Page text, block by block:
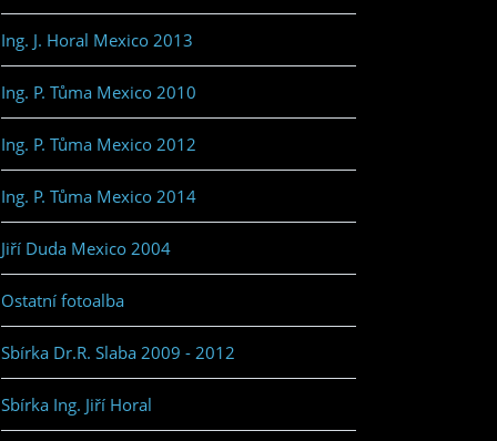
Ing. J. Horal Mexico 2013
Ing. P. Tůma Mexico 2010
Ing. P. Tůma Mexico 2012
Ing. P. Tůma Mexico 2014
Jiří Duda Mexico 2004
Ostatní fotoalba
Sbírka Dr.R. Slaba 2009 - 2012
Sbírka Ing. Jiří Horal